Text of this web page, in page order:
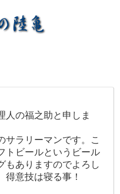
人の福之助と申しま
サラリーマンです。こ
トビールというビール
もありますのでよろし
得意技は寝る事！